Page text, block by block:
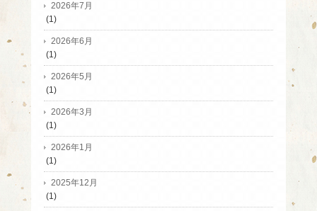
2026年7月
(1)
2026年6月
(1)
2026年5月
(1)
2026年3月
(1)
2026年1月
(1)
2025年12月
(1)